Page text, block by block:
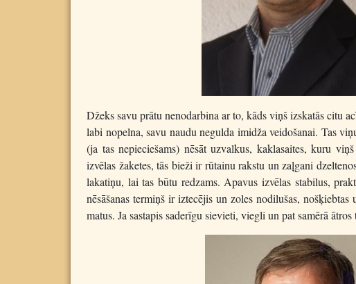
Džeks savu prātu nenodarbina ar to, kāds viņš izskatās citu
labi nopelna, savu naudu negulda imidža veidošanai. Tas
(ja tas nepieciešams) nēsāt uzvalkus, kaklasaites, kuru
izvēlas žaketes, tās bieži ir rūtainu rakstu un zaļgani
lakatiņu, lai tas būtu redzams. Apavus izvēlas stabilus,
nēsāšanas termiņš ir iztecējis un zoles nodilušas,
matus. Ja sastapis saderīgu sievieti, viegli un pat samērā